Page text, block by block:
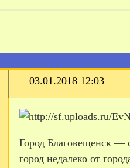
03.01.2018 12:03
Город Благовещенск —
город недалеко от